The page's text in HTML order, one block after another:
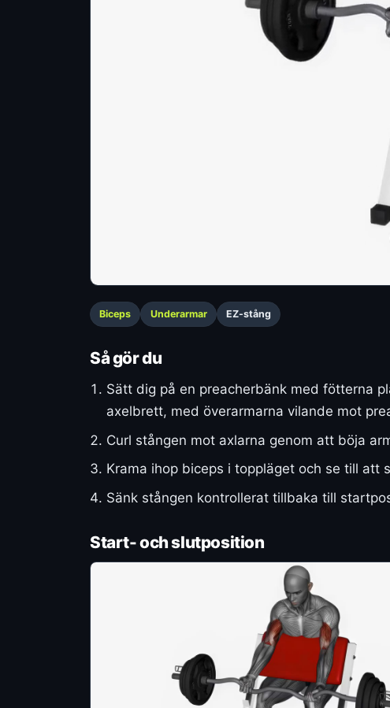
Biceps Underarmar EZ-stång
Så gör du
Sätt dig på en preacherbänk med fötterna
axelbrett, med överarmarna vilande mot
Curl stången mot axlarna genom att böja
Krama ihop biceps i toppläget och se till att
Sänk stången kontrollerat tillbaka till
Start- och slutposition